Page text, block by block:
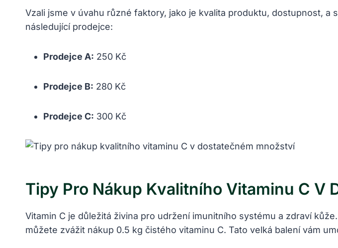
Vzali jsme v úvahu různé faktory, jako je kvalita produktu, dostupnost,
následující prodejce:
Prodejce A: 250 Kč
Prodejce B: 280 Kč
Prodejce C: 300 Kč
Tipy Pro Nákup Kvalitního Vitaminu C V
Vitamin C je důležitá živina pro udržení imunitního systému a zdraví
můžete zvážit nákup 0.5 kg čistého vitaminu C. Tato velká balení vám